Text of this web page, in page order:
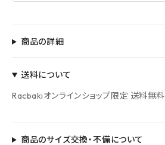
商品の詳細
送料について
Racbakiオンラインショップ限定 送料無料
商品のサイズ交換・不備について